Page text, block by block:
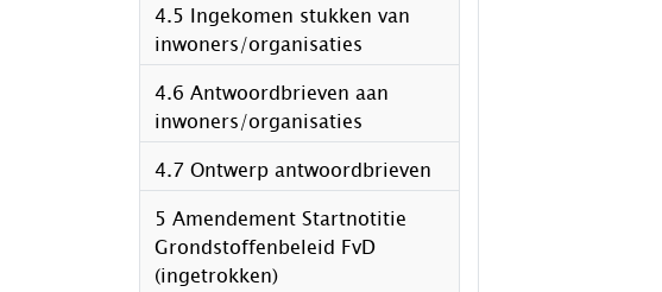
4.5 Ingekomen stukken van
inwoners/organisaties
4.6 Antwoordbrieven aan
inwoners/organisaties
4.7 Ontwerp antwoordbrieven
5 Amendement Startnotitie
Grondstoffenbeleid FvD
(ingetrokken)